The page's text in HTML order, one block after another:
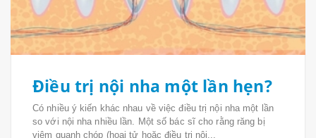
Điều trị nội nha một lần hẹn?
Có nhiều ý kiến ​​khác nhau về việc điều trị nội nha một lần
so với nội nha nhiều lần. Một số bác sĩ cho rằng răng bị
viêm quanh chóp (hoại tử hoặc điều trị nội...